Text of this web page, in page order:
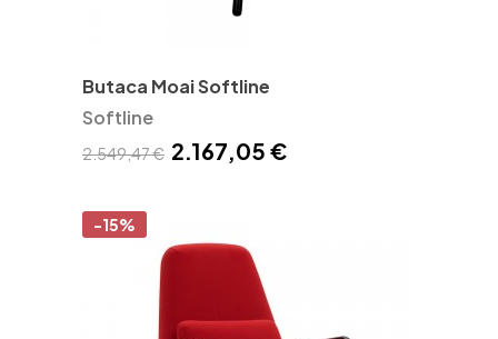
Butaca Moai Softline
Softline
2.549,47 € 2.167,05 €
-15%